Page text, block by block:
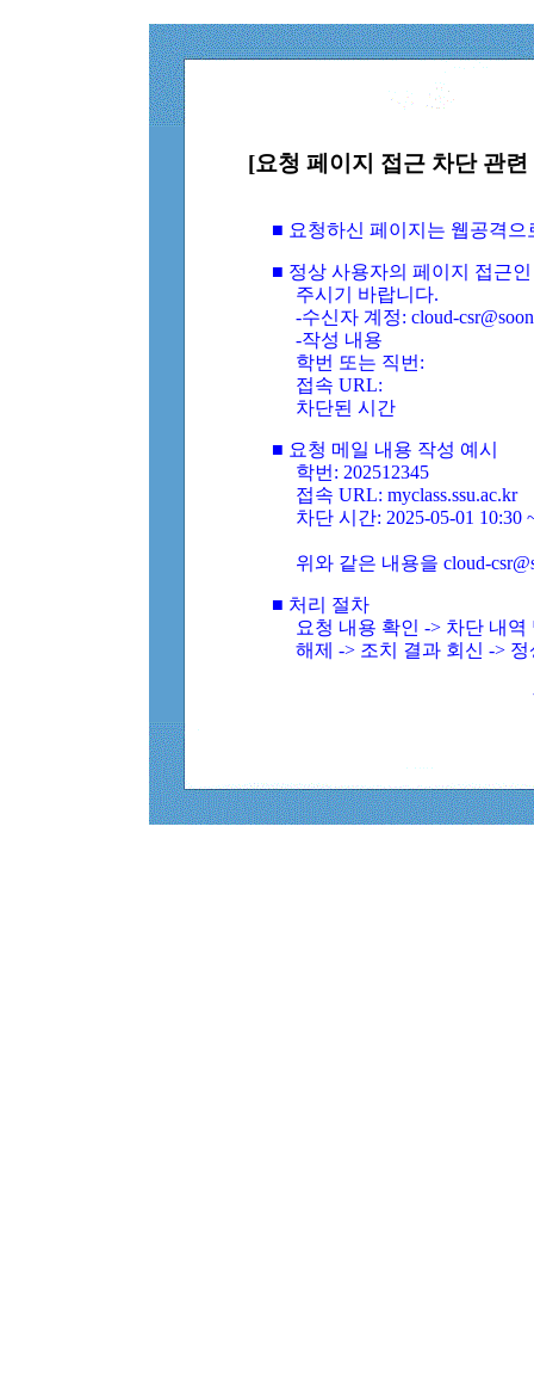
[요청 페이지 접근 차단 관
■ 요청하신 페이지는 웹공격
■ 정상 사용자의 페이지 접근
주시기 바랍니다.
-수신자 계정: cloud-
-작성 내용
학번 또는 직번:
접속 URL:
차단된 시간
■ 요청 메일 내용 작성 예시
학번: 202512345
접속 URL: myclass.ssu.ac.kr
차단 시간: 2025-05-01 10:30
위와 같은 내용을 cloud-
■ 처리 절차
요청 내용 확인 -> 차단 내
해제 -> 조치 결과 회신 ->